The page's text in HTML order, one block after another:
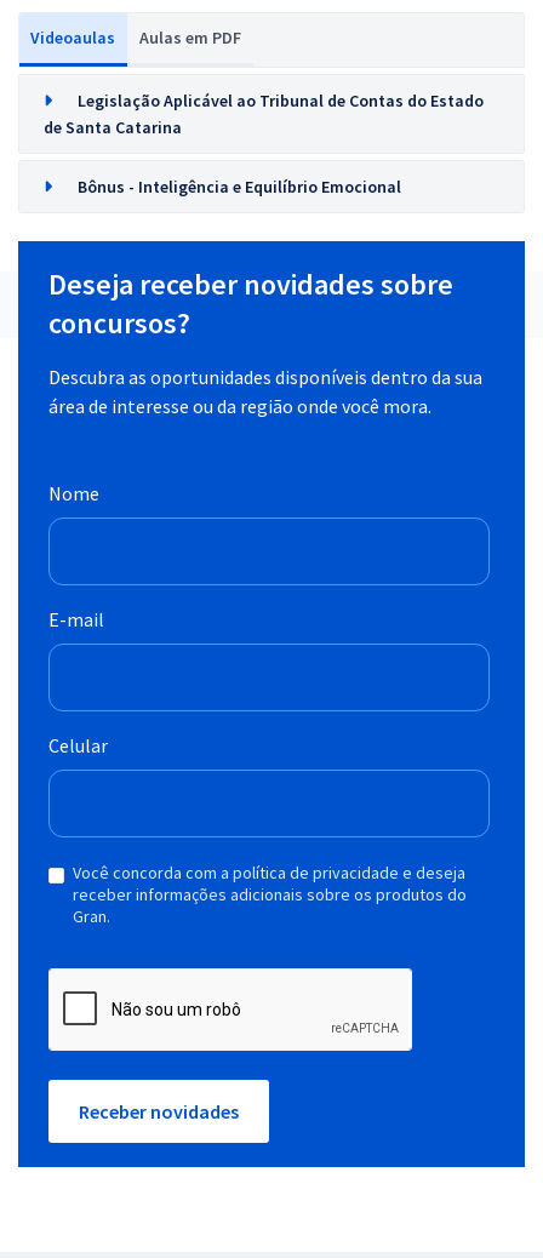
Videoaulas Aulas em PDF
Legislação Aplicável ao Tribunal de Contas do Estado
de Santa Catarina
Bônus - Inteligência e Equilíbrio Emocional
Deseja receber novidades sobre
concursos?
Descubra as oportunidades disponíveis dentro da sua
área de interesse ou da região onde você mora.
Nome
E-mail
Celular
Você concorda com a política de privacidade e deseja
receber informações adicionais sobre os produtos do
Gran.
Receber novidades